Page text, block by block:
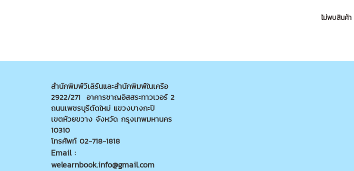
ไม่พบสินค้า
สำนักพิมพ์วีเลิร์นและสำนักพิมพ์ในเครือ
2922/271 อาคารชาญอิสสระทาวเวอร์ 2
ถนนเพชรบุรีตัดใหม่ แขวงบางกะปิ
เขตห้วยขวาง จังหวัด กรุงเทพมหานคร
10310
โทรศัพท์ 02-718-1818
Email :
welearnbook.info@gmail.com